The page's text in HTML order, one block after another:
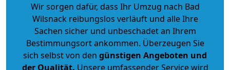
Wir sorgen dafür, dass Ihr Umzug nach Bad
Wilsnack reibungslos verläuft und alle Ihre
Sachen sicher und unbeschadet an Ihrem
Bestimmungsort ankommen. Überzeugen Sie
sich selbst von den günstigen Angeboten und
der Qualität. Unsere umfassender Service wird